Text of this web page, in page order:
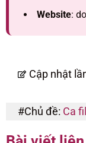
Website:
Cập nhật
#Chủ đề: Ca